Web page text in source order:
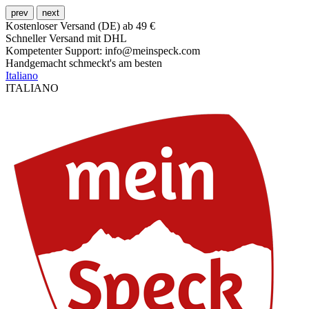
prev next
Kostenloser Versand (DE) ab 49 €
Schneller Versand mit DHL
Kompetenter Support: info@meinspeck.com
Handgemacht schmeckt's am besten
Italiano
ITALIANO